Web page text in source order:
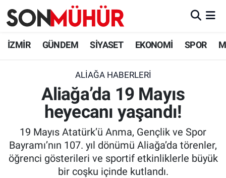
İZMİR GÜNDEM SİYASET EKONOMİ SPOR
ALIAĞA HABERLERI
Aliağa’da 19 Mayıs
heyecanı yaşandı!
19 Mayıs Atatürk’ü Anma, Gençlik ve Spor
Bayramı’nın 107. yıl dönümü Aliağa’da törenler,
öğrenci gösterileri ve sportif etkinliklerle büyük
bir coşku içinde kutlandı.
İzmir Nöbetçi Eczaneler
İzmir Namaz Vakitleri
İzmir Trafik Yoğunluk Haritası
Süper Lig Puan Durumu ve Fikstür
Tüm Manşetler